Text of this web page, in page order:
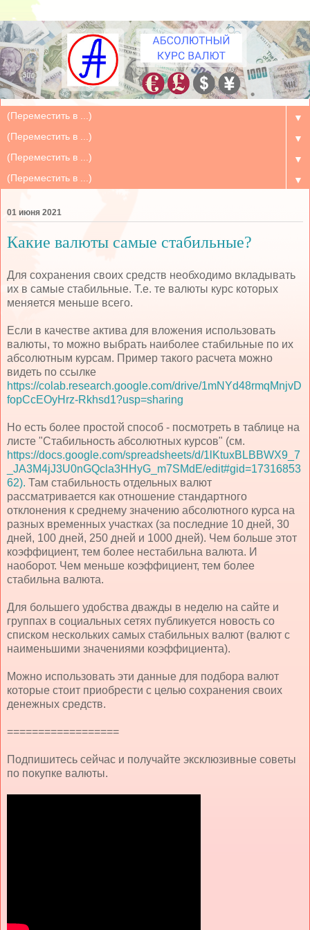
▼
▼
▼
▼
01 июня 2021
Какие валюты самые стабильные?
Для сохранения своих средств необходимо вкладывать
их в самые стабильные. Т.е. те валюты курс которых
меняется меньше всего.
Если в качестве актива для вложения использовать
валюты, то можно выбрать наиболее стабильные по их
абсолютным курсам. Пример такого расчета можно
видеть по ссылке
https://colab.research.google.com/drive/1mNYd48rmqMnjvD
fopCcEOyHrz-Rkhsd1?usp=sharing
Но есть более простой способ - посмотреть в таблице на
листе "Стабильность абсолютных курсов" (см.
https://docs.google.com/spreadsheets/d/1lKtuxBLBBWX9_7
_JA3M4jJ3U0nGQcla3HHyG_m7SMdE/edit#gid=17316853
62). Там стабильность отдельных валют
рассматривается как отношение стандартного
отклонения к среднему значению абсолютного курса на
разных временных участках (за последние 10 дней, 30
дней, 100 дней, 250 дней и 1000 дней). Чем больше этот
коэффициент, тем более нестабильна валюта. И
наоборот. Чем меньше коэффициент, тем более
стабильна валюта.
Для большего удобства дважды в неделю на сайте и
группах в социальных сетях публикуется новость со
списком нескольких самых стабильных валют (валют с
наименьшими значениями коэффициента).
Можно использовать эти данные для подбора валют
которые стоит приобрести с целью сохранения своих
денежных средств.
==================
Подпишитесь сейчас и получайте эксклюзивные советы
по покупке валюты.